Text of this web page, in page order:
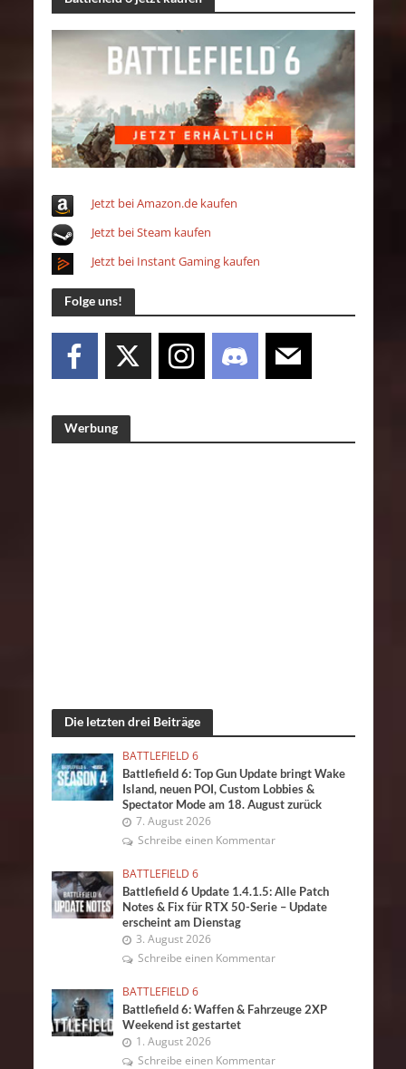
Jetzt bei Amazon.de kaufen
Jetzt bei Steam kaufen
Jetzt bei Instant Gaming kaufen
Folge uns!
Werbung
Die letzten drei Beiträge
BATTLEFIELD 6
Battlefield 6: Top Gun Update bringt Wake
Island, neuen POI, Custom Lobbies &
Spectator Mode am 18. August zurück
7. August 2026
Schreibe einen Kommentar
BATTLEFIELD 6
Battlefield 6 Update 1.4.1.5: Alle Patch
Notes & Fix für RTX 50-Serie – Update
erscheint am Dienstag
3. August 2026
Schreibe einen Kommentar
BATTLEFIELD 6
Battlefield 6: Waffen & Fahrzeuge 2XP
Weekend ist gestartet
1. August 2026
Schreibe einen Kommentar